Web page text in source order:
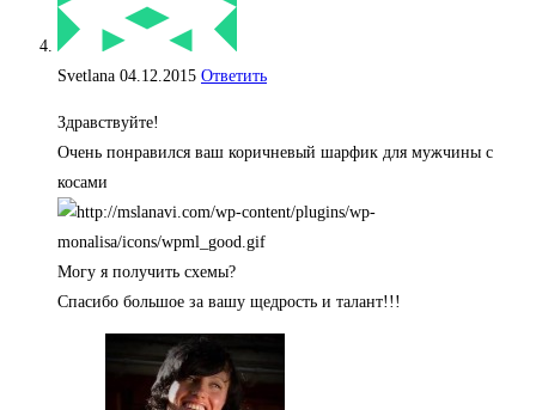
Svetlana 04.12.2015 Ответить
Здравствуйте!
Очень понравился ваш коричневый шарфик для мужчины с
косами
Могу я получить схемы?
Спасибо большое за вашу щедрость и талант!!!